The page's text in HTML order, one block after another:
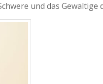
und das Gewaltige